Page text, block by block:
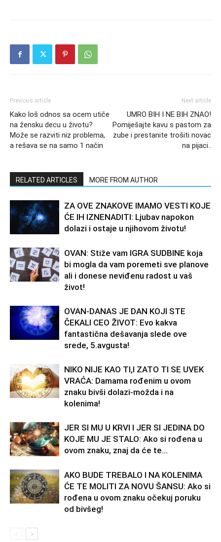
Previous article
Kako loš odnos sa ocem utiče
na žensku decu u životu?
Može se razviti niz problema,
a rešava se na samo 1 način
Next article
UMRO BIH I NE BIH ZNAO!
Pomiješajte kavu s pastom za
zube i prestanite trošiti novac
na pijaci..
RELATED ARTICLES MORE FROM AUTHOR
ZA OVE ZNAKOVE IMAMO VESTI KOJE
ĆE IH IZNENADITI: Ljubav napokon
dolazi i ostaje u njihovom životu!
OVAN: Stiže vam IGRA SUDBINE koja
bi mogla da vam poremeti sve planove
ali i donese neviđenu radost u vaš
život!
OVAN-DANAS JE DAN KOJI STE
ČEKALI CEO ŽIVOT: Evo kakva
fantastična dešavanja slede ove
srede, 5.avgusta!
NIKO NIJE KAO TI,I ZATO TI SE UVEK
VRAĆA: Damama rođenim u ovom
znaku bivši dolazi-možda i na
kolenima!
JER SI MU U KRVI I JER SI JEDINA DO
KOJE MU JE STALO: Ako si rođena u
ovom znaku, znaj da će te...
AKO BUDE TREBALO I NA KOLENIMA
ĆE TE MOLITI ZA NOVU ŠANSU: Ako si
rođena u ovom znaku očekuj poruku
od bivšeg!